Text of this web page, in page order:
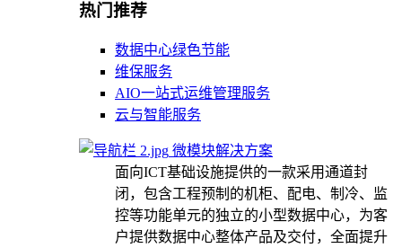
热门推荐
数据中心绿色节能
维保服务
AIO一站式运维管理服务
云与智能服务
微模块解决方案
面向ICT基础设施提供的一款采用通道封
闭，包含工程预制的机柜、配电、制冷、监
控等功能单元的独立的小型数据中心，为客
户提供数据中心整体产品及交付，全面提升